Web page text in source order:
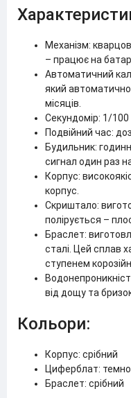
Механізм:
– працює на
Автоматичний
який
місяців.
Секундомір: 1/100
Подвійний час:
Будильник:
сигнал один раз
Корпус:
корпус.
Скриштало:
полірується –
Браслет:
сталі. Цей сплав
ступенем
від дощу та
Кольори:
Корпус: срібний
Циферблат:
Браслет: срібний